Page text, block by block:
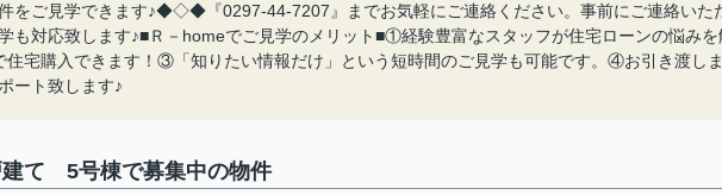
ご見学できます♪◆◇◆『0297-44-7207』までお気軽にご連絡ください。事前にご連絡いた
も対応致します♪■Ｒ－homeでご見学のメリット■①経験豊富なスタッフが住宅ローンの悩みを
宅購入できます！③「知りたい情報だけ」という短時間のご見学も可能です。④お引き渡し
ート致します♪
て 5号棟で募集中の物件